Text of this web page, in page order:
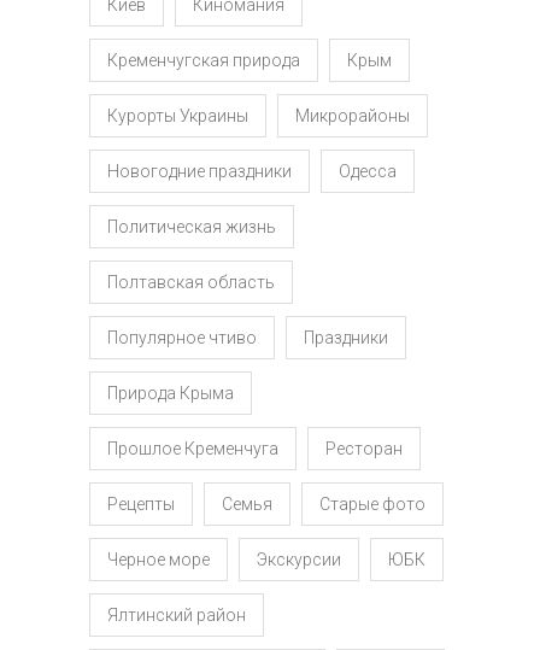
Киев Киномания
Кременчугская природа Крым
Курорты Украины Микрорайоны
Новогодние праздники Одесса
Политическая жизнь
Полтавская область
Популярное чтиво Праздники
Природа Крыма
Прошлое Кременчуга Ресторан
Рецепты Семья Старые фото
Черное море Экскурсии ЮБК
Ялтинский район